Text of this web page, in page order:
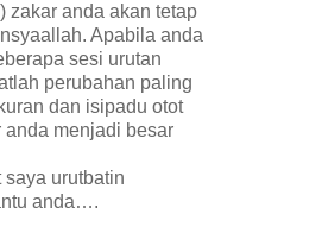
zakar anda akan tetap
Apabila anda
sesi urutan
perubahan paling
dan isipadu otot
anda menjadi besar
urutbatin
anda….